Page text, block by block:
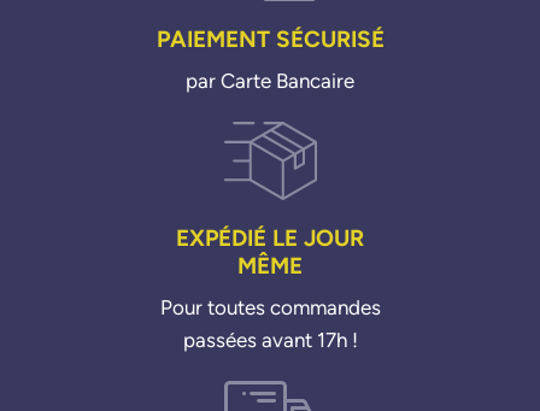
PAIEMENT SÉCURISÉ
par Carte Bancaire
EXPÉDIÉ LE JOUR
MÊME
Pour toutes commandes
passées avant 17h !